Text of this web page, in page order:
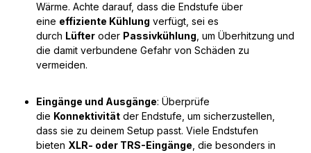
Wärme. Achte darauf, dass die Endstufe über
eine effiziente Kühlung verfügt, sei es
durch Lüfter oder Passivkühlung , um Überhitzung und
die damit verbundene Gefahr von Schäden zu
vermeiden.
Eingänge und Ausgänge: Überprüfe
die Konnektivität der Endstufe, um sicherzustellen,
dass sie zu deinem Setup passt. Viele Endstufen
bieten XLR- oder TRS-Eingänge , die besonders in